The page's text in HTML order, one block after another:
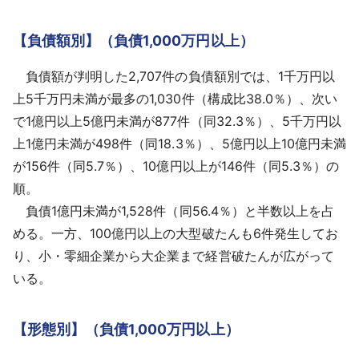
【負債額別】（負債1,000万円以上）
負債額が判明した2,707件の負債額別では、1千万円以
上5千万円未満が最多の1,030件（構成比38.0％）、次い
で1億円以上5億円未満が877件（同32.3％）、5千万円以
上1億円未満が498件（同18.3％）、5億円以上10億円未満
が156件（同5.7％）、10億円以上が146件（同5.3％）の
順。
負債1億円未満が1,528件（同56.4％）と半数以上を占
める。一方、100億円以上の大型破たんも6件発生してお
り、小・零細企業から大企業まで経営破たんが広がって
いる。
【形態別】（負債1,000万円以上）